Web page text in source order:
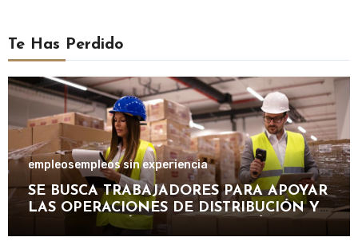
Te Has Perdido
empleosempleos sin experiencia
SE BUSCA TRABAJADORES PARA APOYAR
LAS OPERACIONES DE DISTRIBUCIÓN Y
ORGANIZACIÓN DE PAQUETERÍA EN